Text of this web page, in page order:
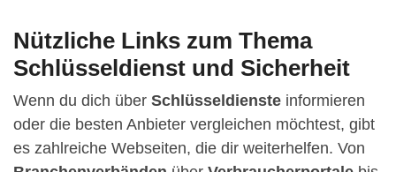
Nützliche Links zum Thema
Schlüsseldienst und Sicherheit
Wenn du dich über Schlüsseldienste informieren
oder die besten Anbieter vergleichen möchtest, gibt
es zahlreiche Webseiten, die dir weiterhelfen. Von